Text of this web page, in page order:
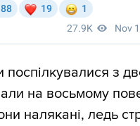
поспілкувалися з
на восьмому
налякані, ледь